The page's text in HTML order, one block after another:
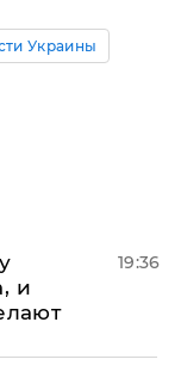
Украины
и
19:36